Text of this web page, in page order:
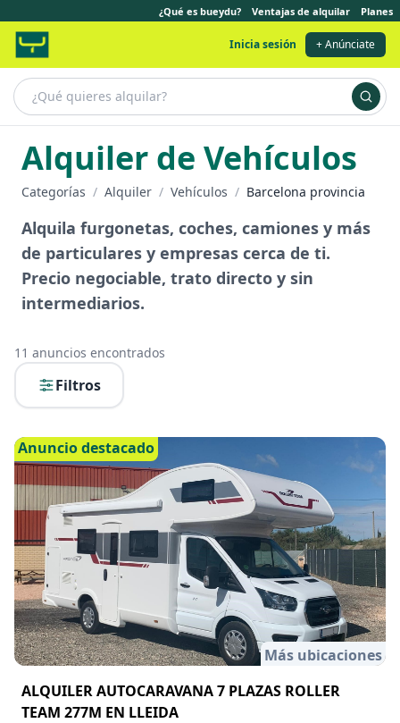
¿Qué es bueydu? Ventajas de alquilar Planes
Inicia sesión + Anúnciate
Alquiler de Vehículos
Categorías / Alquiler / Vehículos / Barcelona provincia
Alquila furgonetas, coches, camiones y más
de particulares y empresas cerca de ti.
Precio negociable, trato directo y sin
intermediarios.
11 anuncios encontrados
Filtros
Anuncio destacado
Más ubicaciones
ALQUILER AUTOCARAVANA 7 PLAZAS ROLLER
TEAM 277M EN LLEIDA